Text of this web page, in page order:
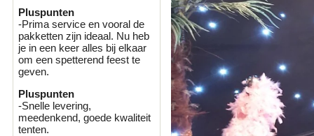
Pluspunten
-Prima service en vooral de
pakketten zijn ideaal. Nu heb
je in een keer alles bij elkaar
om een spetterend feest te
geven.
Pluspunten
-Snelle levering,
meedenkend, goede kwaliteit
tenten.